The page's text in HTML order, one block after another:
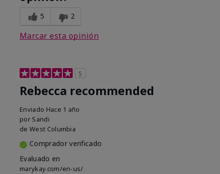
5 2
Marcar esta opinión
5
Rebecca recommended
Enviado Hace 1 año
por Sandi
de West Columbia
Comprador verificado
Evaluado en
marykay.com/en-us/